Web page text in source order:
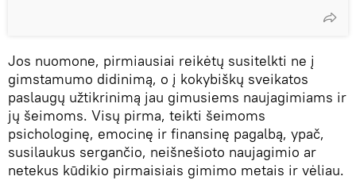
Jos nuomone, pirmiausiai reikėtų susitelkti ne į
gimstamumo didinimą, o į kokybiškų sveikatos
paslaugų užtikrinimą jau gimusiems naujagimiams ir
jų šeimoms. Visų pirma, teikti šeimoms
psichologinę, emocinę ir finansinę pagalbą, ypač,
susilaukus sergančio, neišnešioto naujagimio ar
netekus kūdikio pirmaisiais gimimo metais ir vėliau.